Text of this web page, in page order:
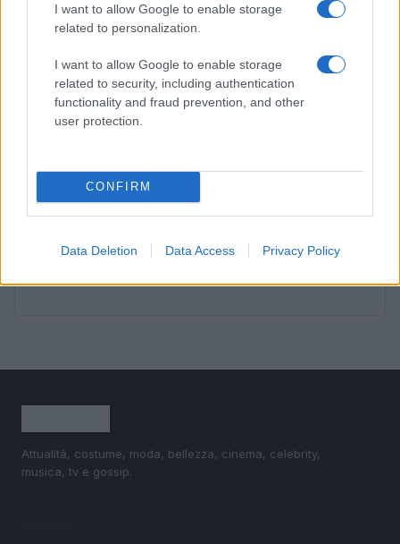
I want to allow Google to enable storage
related to personalization.
I want to allow Google to enable storage
related to security, including authentication
functionality and fraud prevention, and other
user protection.
CONFIRM
Data Deletion Data Access Privacy Policy
PIÙ LETTI
È benefico esercitarsi quando si ha il raffreddore?
Circuito total body al parco in 30 minuti a corpo libero
3
minimal e ai dati utili
4 Wearable senza schermo: guida pratica a sonno, HRV
attrezzi
Attualità, costume, moda, bellezza, cinema, celebrity,
musica, tv e gossip.